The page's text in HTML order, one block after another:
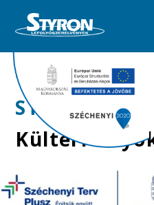
>>Kültéri folyókák
STY-901
Kültéri
elem Ø110